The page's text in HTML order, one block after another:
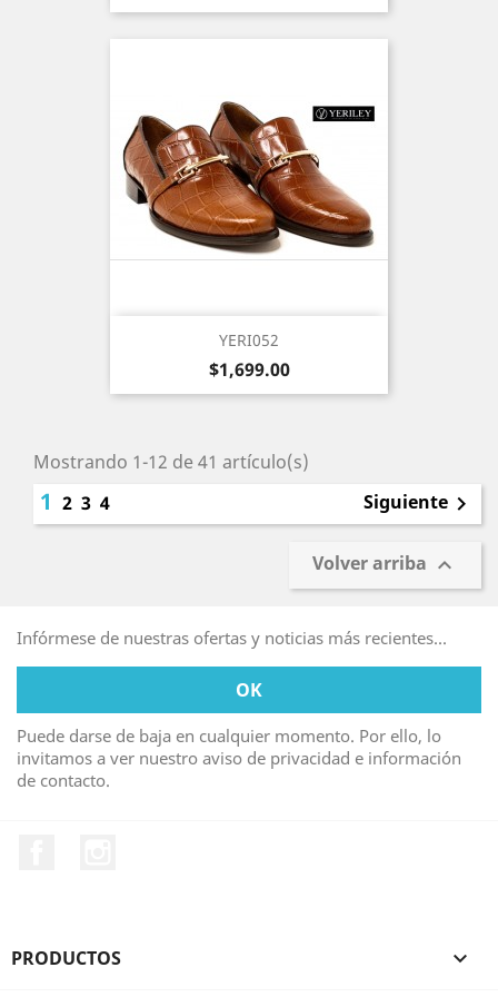
YERI052
Precio
$1,699.00
Mostrando 1-12 de 41 artículo(s)
1 2 3 4 Siguiente 
Volver arriba 
Infórmese de nuestras ofertas y noticias más recientes...
Puede darse de baja en cualquier momento. Por ello, lo
invitamos a ver nuestro aviso de privacidad e información
de contacto.
PRODUCTOS 